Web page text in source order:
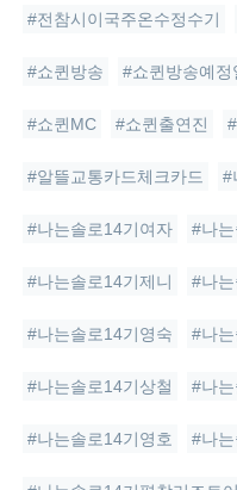
#전참시이국주온수정수기
#쇼퀸방송 #쇼퀸방송예정
#쇼퀸MC #쇼퀸출연진
#알뜰교통카드체크카드 #
#나는솔로14기여자 #나
#나는솔로14기제니 #나
#나는솔로14기영숙 #나
#나는솔로14기상철 #나
#나는솔로14기영호 #나